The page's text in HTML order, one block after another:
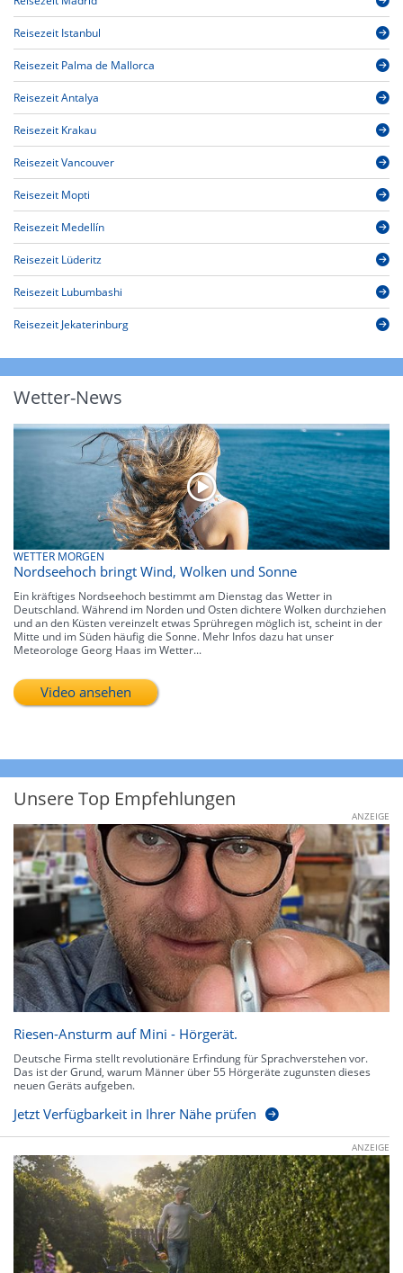
Reisezeit Istanbul
Reisezeit Palma de Mallorca
Reisezeit Antalya
Reisezeit Krakau
Reisezeit Vancouver
Reisezeit Mopti
Reisezeit Medellín
Reisezeit Lüderitz
Reisezeit Lubumbashi
Reisezeit Jekaterinburg
Wetter-News
WETTER MORGEN
Nordseehoch bringt Wind, Wolken und Sonne
Ein kräftiges Nordseehoch bestimmt am Dienstag das Wetter in
Deutschland. Während im Norden und Osten dichtere Wolken durchziehen
und an den Küsten vereinzelt etwas Sprühregen möglich ist, scheint in der
Mitte und im Süden häufig die Sonne. Mehr Infos dazu hat unser
Meteorologe Georg Haas im Wetter...
Video ansehen
Unsere Top Empfehlungen
ANZEIGE
Riesen-Ansturm auf Mini - Hörgerät.
Deutsche Firma stellt revolutionäre Erfindung für Sprachverstehen vor.
Das ist der Grund, warum Männer über 55 Hörgeräte zugunsten dieses
neuen Geräts aufgeben.
Jetzt Verfügbarkeit in Ihrer Nähe prüfen
ANZEIGE